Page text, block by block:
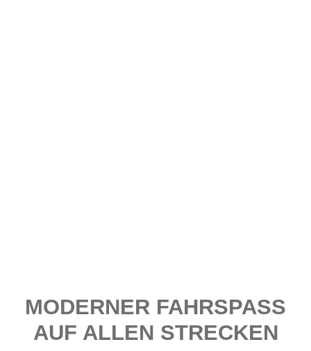
MODERNER FAHRSPASS A
UF ALLEN STRECKEN